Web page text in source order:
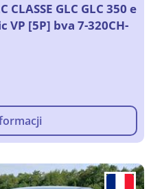
CLASSE GLC GLC 350 e
VP [5P] bva 7-320CH-